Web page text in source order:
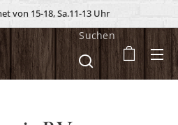
von 15-18, Sa.11-13 Uhr
Suchen